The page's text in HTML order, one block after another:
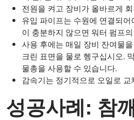
전원을 켜고 장비가 올바르게
유입 파이프는 수원에 연결되
이 충분하지 않으면 워터 펌프
사용 후에는 매일 장비 잔여물
크린 표면을 물로 헹구십시오.
물총을 사용할 수 있습니다.
감속기는 정기적으로 오일로 교
성공사례: 참